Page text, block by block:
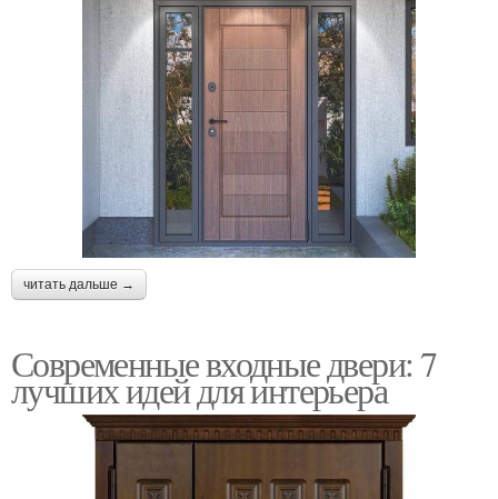
читать дальше →
Современные входные двери: 7
лучших идей для интерьера